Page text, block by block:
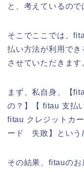
と、考えているの
そこでここでは、
払い方法が利用で
させていただきます
まず、私自身、【
の？】【 fitau 支払
fitau クレジットカ
ード 失敗】という
その結果、fitauの